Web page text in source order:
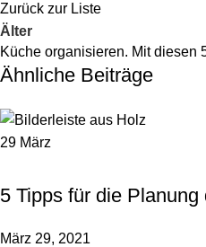
Zurück zur Liste
Älter
Küche organisieren. Mit diesen
Ähnliche Beiträge
29 März
5 Tipps für die
März 29, 2021